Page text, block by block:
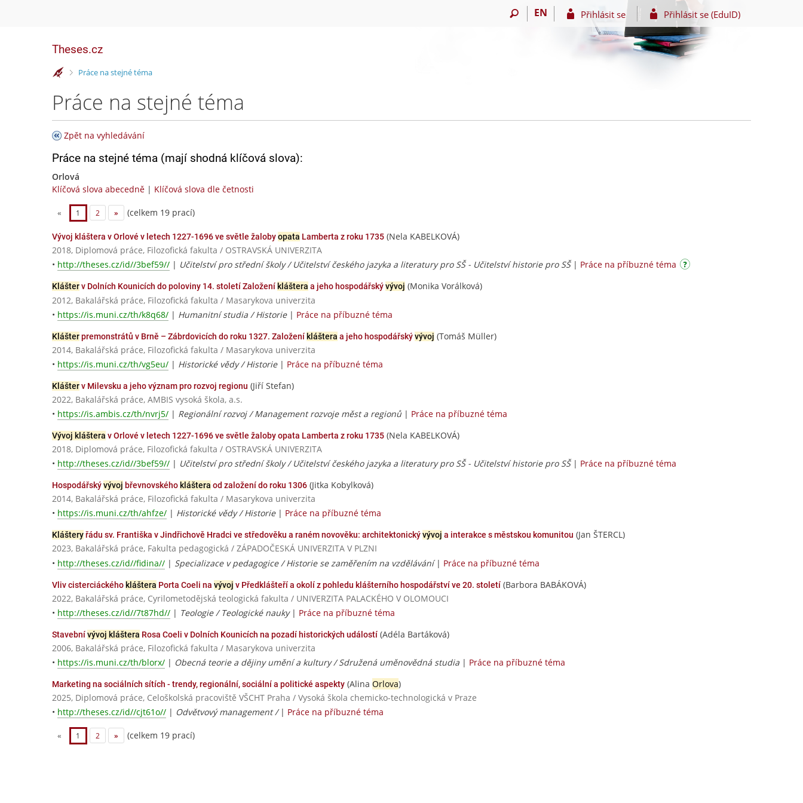
EN Přihlásit se Přihlásit se (EduID)
Theses.cz
>Práce na stejné téma
Práce na stejné téma
Zpět na vyhledávání
Práce na stejné téma (mají shodná klíčová slova):
Orlová
Klíčová slova abecedně | Klíčová slova dle četnosti
« 1 2 » (celkem 19 prací)
Vývoj kláštera v Orlové v letech 1227-1696 ve světle žalobyopata Lamberta z roku 1735 (Nela KABELKOVÁ)
2018, Diplomová práce, Filozofická fakulta / OSTRAVSKÁ UNIVERZITA
• http://theses.cz/id//3bef59// | Učitelství pro střední školy / Učitelství českého jazyka a literatury pro SŠ - Učitelství historie pro SŠ| Práce na příbuzné téma
Klášterv Dolních Kounicích do poloviny 14. století Založení kláštera a jeho hospodářskývývoj (Monika Vorálková)
2012, Bakalářská práce, Filozofická fakulta / Masarykova univerzita
• https://is.muni.cz/th/k8q68/ | Humanitní studia / Historie| Práce na příbuzné téma
Klášterpremonstrátů v Brně – Zábrdovicích do roku 1327. Založení kláštera a jeho hospodářskývývoj (Tomáš Müller)
2014, Bakalářská práce, Filozofická fakulta / Masarykova univerzita
• https://is.muni.cz/th/vg5eu/ | Historické vědy / Historie| Práce na příbuzné téma
Klášterv Milevsku a jeho význam pro rozvoj regionu (Jiří Stefan)
2022, Bakalářská práce, AMBIS vysoká škola, a.s.
• https://is.ambis.cz/th/nvrj5/ | Regionální rozvoj / Management rozvoje měst a regionů | Práce na příbuzné téma
Vývoj kláštera v Orlové v letech 1227-1696 ve světle žaloby opata Lamberta z roku 1735 (Nela KABELKOVÁ)
2018, Diplomová práce, Filozofická fakulta / OSTRAVSKÁ UNIVERZITA
• http://theses.cz/id//3bef59// | Učitelství pro střední školy / Učitelství českého jazyka a literatury pro SŠ - Učitelství historie pro SŠ| Práce na příbuzné téma
Hospodářskývývoj břevnovského kláštera od založení do roku 1306 (Jitka Kobylková)
2014, Bakalářská práce, Filozofická fakulta / Masarykova univerzita
• https://is.muni.cz/th/ahfze/ | Historické vědy / Historie| Práce na příbuzné téma
Klášteryřádu sv. Františka v Jindřichově Hradci ve středověku a raném novověku: architektonickývývoj a interakce s městskou komunitou (Jan ŠTERCL)
2023, Bakalářská práce, Fakulta pedagogická / ZÁPADOČESKÁ UNIVERZITA V PLZNI
• http://theses.cz/id//fidina// | Specializace v pedagogice / Historie se zaměřením na vzdělávání| Práce na příbuzné téma
Vliv cisterciáckéhokláštera Porta Coeli na vývoj v Předklášteří a okolí z pohledu klášterního hospodářství ve 20. století (Barbora BABÁKOVÁ)
2022, Bakalářská práce, Cyrilometodějská teologická fakulta / UNIVERZITA PALACKÉHO V OLOMOUCI
• http://theses.cz/id//7t87hd// | Teologie / Teologické nauky| Práce na příbuzné téma
Stavebnívývoj kláštera Rosa Coeli v Dolních Kounicích na pozadí historických událostí (Adéla Bartáková)
2006, Bakalářská práce, Filozofická fakulta / Masarykova univerzita
• https://is.muni.cz/th/blorx/ | Obecná teorie a dějiny umění a kultury / Sdružená uměnovědná studia | Práce na příbuzné téma
Marketing na sociálních sítích - trendy, regionální, sociální a politické aspekty (Alina Orlova)
2025, Diplomová práce, Celoškolská pracoviště VŠCHT Praha / Vysoká škola chemicko-technologická v Praze
• http://theses.cz/id//cjt61o// | Odvětvový management / | Práce na příbuzné téma
« 1 2 » (celkem 19 prací)